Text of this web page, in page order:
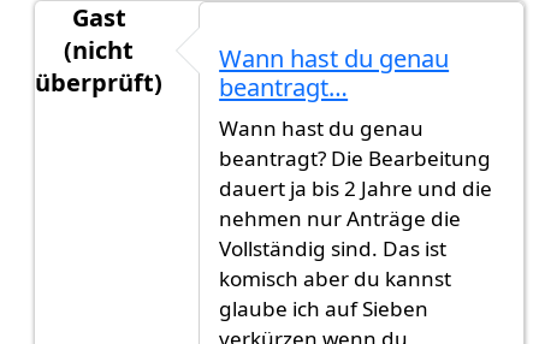
Gast
(nicht
überprüft)
Ich brauche eure Hilfe
Wann hast du genau
beantragt…
Wann hast du genau
beantragt? Die Bearbeitung
dauert ja bis 2 Jahre und die
nehmen nur Anträge die
Vollständig sind. Das ist
komisch aber du kannst
glaube ich auf Sieben